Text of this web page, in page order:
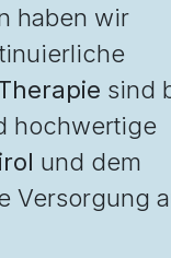
haben wir
sind
hochwertige
und dem
Versorgung